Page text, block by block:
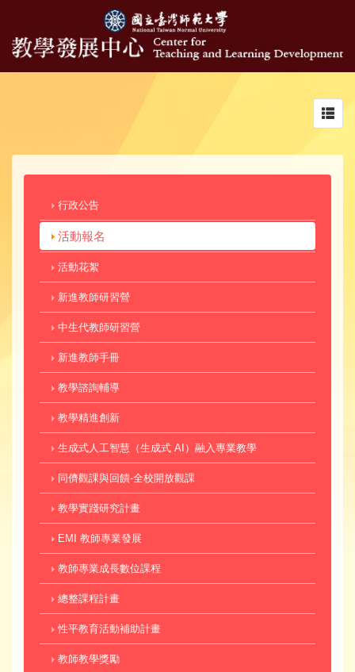
行政公告
活動報名
活動花絮
新進教師研習營
中生代教師研習營
新進教師手冊
教學諮詢輔導
教學精進創新
生成式人工智慧（生成式 AI）融入專業教學
同儕觀課與回饋-全校開放觀課
教學實踐研究計畫
EMI 教師專業發展
教師專業成長數位課程
總整課程計畫
性平教育活動補助計畫
教師教學獎勵